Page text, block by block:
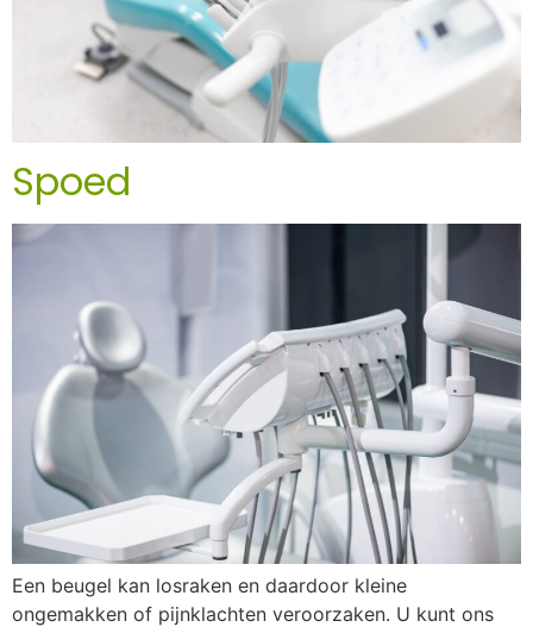
Spoed
Een beugel kan losraken en daardoor kleine
ongemakken of pijnklachten veroorzaken. U kunt ons